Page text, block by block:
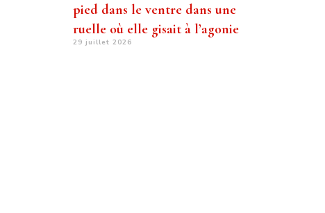
pied dans le ventre dans une
ruelle où elle gisait à l’agonie
29 juillet 2026